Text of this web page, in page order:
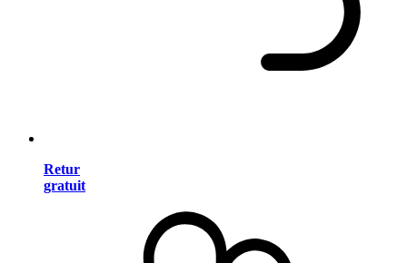
Retur
gratuit